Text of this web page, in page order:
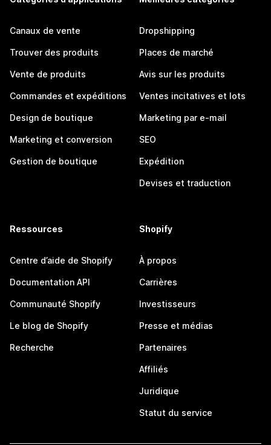
Canaux de vente
Trouver des produits
Vente de produits
Commandes et expéditions
Design de boutique
Marketing et conversion
Gestion de boutique
Dropshipping
Places de marché
Avis sur les produits
Ventes incitatives et lots
Marketing par e-mail
SEO
Expédition
Devises et traduction
Ressources
Centre d’aide de Shopify
Documentation API
Communauté Shopify
Le blog de Shopify
Recherche
Shopify
À propos
Carrières
Investisseurs
Presse et médias
Partenaires
Affiliés
Juridique
Statut du service